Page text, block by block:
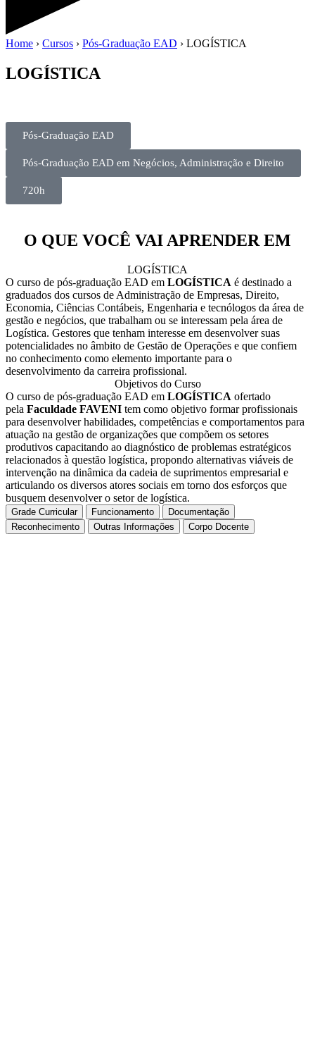
Home › Cursos › Pós-Graduação EAD › LOGÍSTICA
LOGÍSTICA
Pós-Graduação EAD
Pós-Graduação EAD em Negócios, Administração e Direito
720h
O QUE VOCÊ VAI APRENDER EM
LOGÍSTICA
O curso de pós-graduação EAD em LOGÍSTICA é destinado a
graduados dos cursos de Administração de Empresas, Direito,
Economia, Ciências Contábeis, Engenharia e tecnólogos da área de
gestão e negócios, que trabalham ou se interessam pela área de
Logística. Gestores que tenham interesse em desenvolver suas
potencialidades no âmbito de Gestão de Operações e que confiem
no conhecimento como elemento importante para o
desenvolvimento da carreira profissional.
Objetivos do Curso
O curso de pós-graduação EAD em LOGÍSTICA ofertado
pela Faculdade FAVENI tem como objetivo formar profissionais
para desenvolver habilidades, competências e comportamentos para
atuação na gestão de organizações que compõem os setores
produtivos capacitando ao diagnóstico de problemas estratégicos
relacionados à questão logística, propondo alternativas viáveis de
intervenção na dinâmica da cadeia de suprimentos empresarial e
articulando os diversos atores sociais em torno dos esforços que
busquem desenvolver o setor de logística.
Grade Curricular Funcionamento
Documentação
Reconhecimento
Outras Informações Corpo Docente